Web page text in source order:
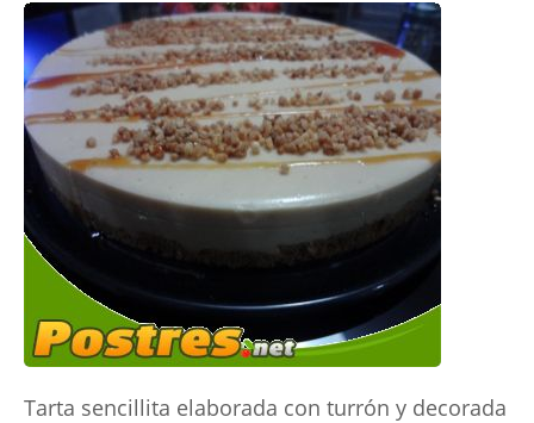
Tarta sencillita elaborada con turrón y decorada